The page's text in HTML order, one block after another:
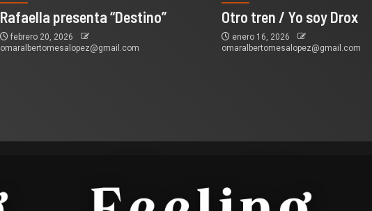
Rafaella presenta “Destino”
febrero 20, 2026
omaralbertomesalopez@gmail.com
Otro tren / Yo soy Drox
enero 16, 2026
omaralbertomesalopez@gmail.com